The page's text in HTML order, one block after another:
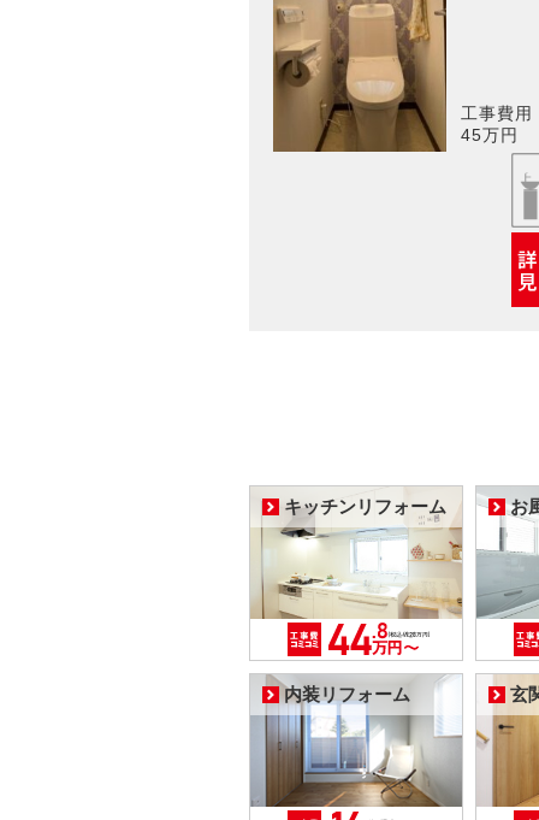
工事費用
45万円
キッチンリフォーム お
内装リフォーム 玄